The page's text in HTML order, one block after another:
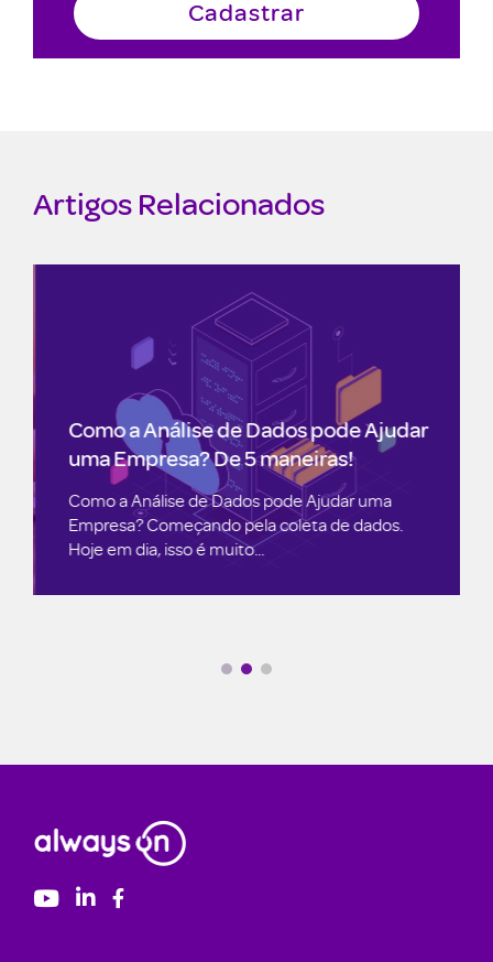
Artigos Relacionados
Como a Análise de Dados pode Ajudar
uma Empresa? De 5 maneiras!
Como a Análise de Dados pode Ajudar uma
Empresa? Começando pela coleta de dados.
Hoje em dia, isso é muito...